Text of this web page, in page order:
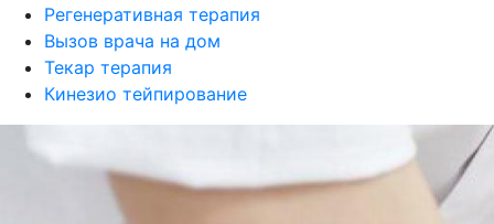
Регенеративная терапия
Вызов врача на дом
Текар терапия
Кинезио тейпирование